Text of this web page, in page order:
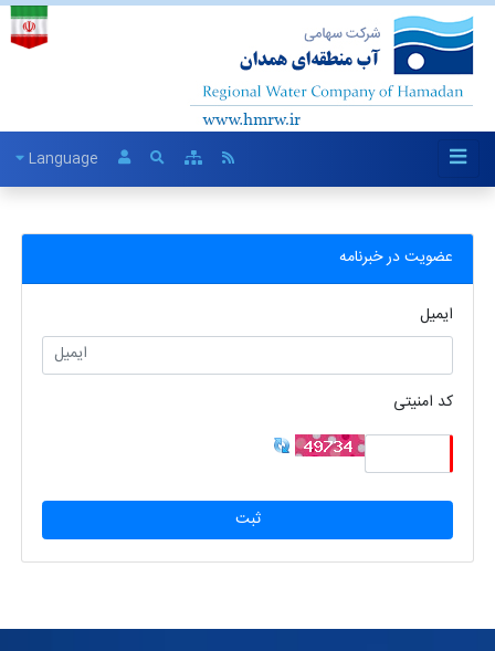
Language
عضویت در خبرنامه
ایمیل
کد امنیتی
ثبت